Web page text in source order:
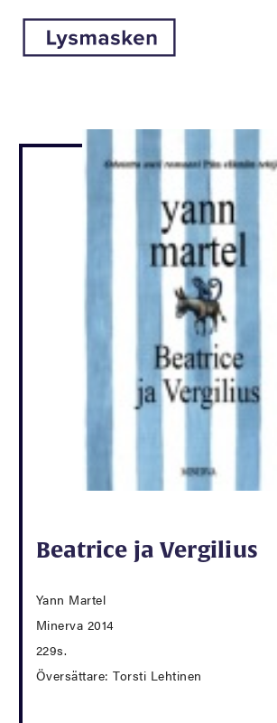
Beatrice ja Vergilius
Yann Martel
Minerva 2014
229s.
Översättare: Torsti Lehtinen